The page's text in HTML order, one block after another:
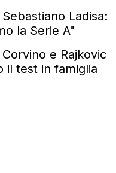
Ladisa:
la Serie A"
e Rajkovic
il test in famiglia